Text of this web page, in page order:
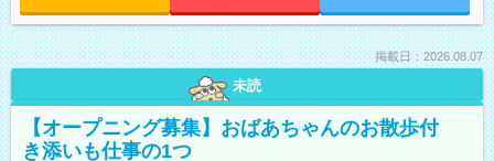
掲載日：2026.08.07
未読
【オープニング募集】おばあちゃんのお散歩付
き添いも仕事の1つ